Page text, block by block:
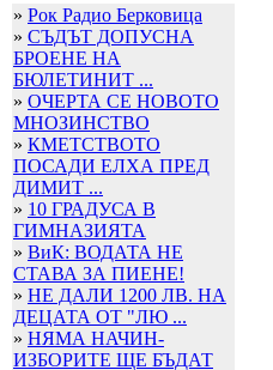
» Рок Радио Берковица
» СЪДЪТ ДОПУСНА
БРОЕНЕ НА
БЮЛЕТИНИТ ...
» ОЧЕРТА СЕ НОВОТО
МНОЗИНСТВО
» КМЕТСТВОТО
ПОСАДИ ЕЛХА ПРЕД
ДИМИТ ...
» 10 ГРАДУСА В
ГИМНАЗИЯТА
» ВиК: ВОДАТА НЕ
СТАВА ЗА ПИЕНЕ!
» НЕ ДАЛИ 1200 ЛВ. НА
ДЕЦАТА ОТ "ЛЮ ...
» НЯМА НАЧИН-
ИЗБОРИТЕ ЩЕ БЪДАТ